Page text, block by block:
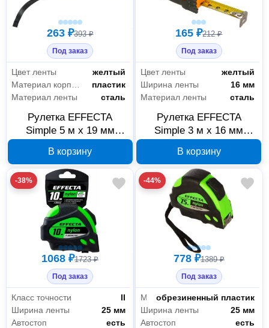
263 ₽393 ₽
Под заказ
Цвет ленты
желтый
Материал корпуса
пластик
Материал ленты
сталь
Рулетка EFFECTA
Simple 5 м x 19 мм
В корзину
165 ₽212 ₽
Под заказ
Цвет ленты
желтый
Ширина ленты
16 мм
Материал ленты
сталь
Рулетка EFFECTA
Simple 3 м x 16 мм
В корзину
-38%
1068 ₽1723 ₽
Под заказ
Класс точности
II
Ширина ленты
25 мм
Автостоп
есть
-44%
778 ₽1389 ₽
Под заказ
обрезиненный пластик
Ширина ленты
25 мм
Автостоп
есть